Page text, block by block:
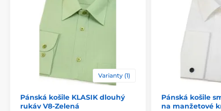
Varianty (1)
Pánská košile KLASIK dlouhý
rukáv V8-Zelená
Pánská košile
na manžetové